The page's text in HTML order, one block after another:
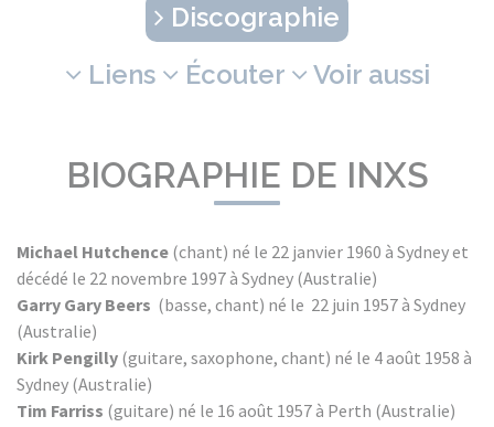
Discographie
Liens
Écouter Voir aussi
BIOGRAPHIE DE INXS
Michael Hutchence (chant) né le 22 janvier 1960 à Sydney et
décédé le 22 novembre 1997 à Sydney (Australie)
Garry Gary Beers (basse, chant) né le 22 juin 1957 à Sydney
(Australie)
Kirk Pengilly (guitare, saxophone, chant) né le 4 août 1958 à
Sydney (Australie)
Tim Farriss (guitare) né le 16 août 1957 à Perth (Australie)